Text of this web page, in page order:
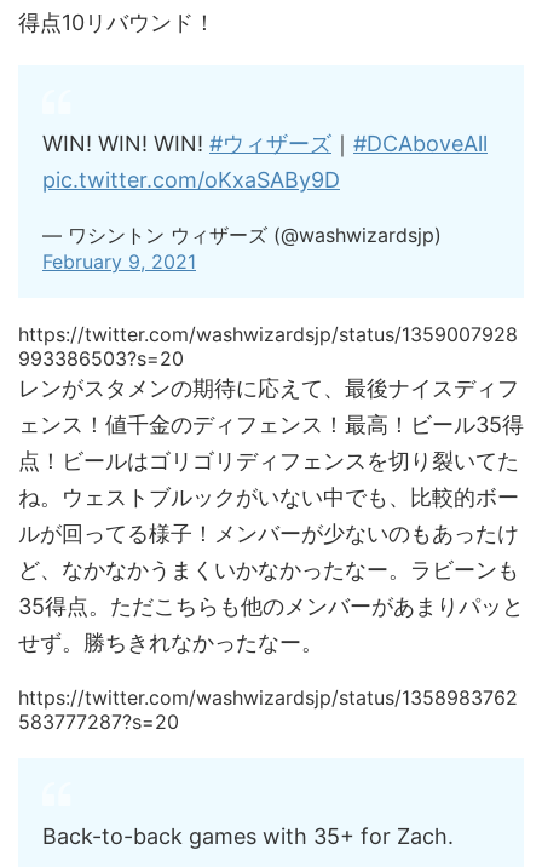
得点10リバウンド！
WIN! WIN! WIN! #ウィザーズ ｜ #DCAboveAll
pic.twitter.com/oKxaSABy9D
— ワシントン ウィザーズ (@washwizardsjp)
February 9, 2021
https://twitter.com/washwizardsjp/status/1359007928
993386503?s=20
レンがスタメンの期待に応えて、最後ナイスディフ
ェンス！値千金のディフェンス！最高！ビール35得
点！ビールはゴリゴリディフェンスを切り裂いてた
ね。ウェストブルックがいない中でも、比較的ボー
ルが回ってる様子！メンバーが少ないのもあったけ
ど、なかなかうまくいかなかったなー。ラビーンも
35得点。ただこちらも他のメンバーがあまりパッと
せず。勝ちきれなかったなー。
https://twitter.com/washwizardsjp/status/1358983762
583777287?s=20
Back-to-back games with 35+ for Zach.